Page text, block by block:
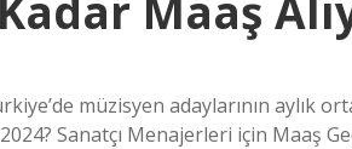
müzisyen adaylarının aylık
Sanatçı Menajerleri için Maaş